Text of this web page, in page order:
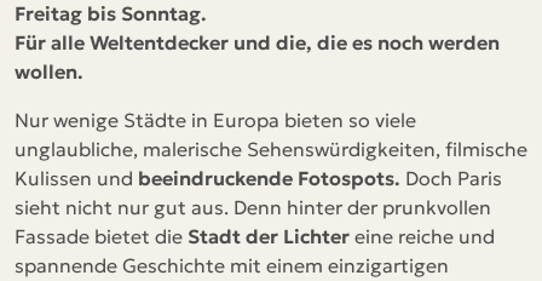
Freitag bis Sonntag.
Für alle Weltentdecker und die, die es noch werden
wollen.
Nur wenige Städte in Europa bieten so viele
unglaubliche, malerische Sehenswürdigkeiten, filmische
Kulissen und beeindruckende Fotospots. Doch Paris
sieht nicht nur gut aus. Denn hinter der prunkvollen
Fassade bietet die Stadt der Lichter eine reiche und
spannende Geschichte mit einem einzigartigen